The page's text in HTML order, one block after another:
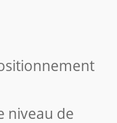
niveau de